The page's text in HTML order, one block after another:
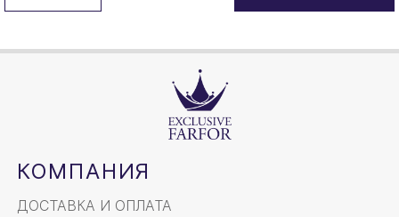
КОМПАНИЯ
ДОСТАВКА И ОПЛАТА